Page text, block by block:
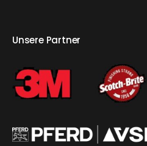
Unsere Partner